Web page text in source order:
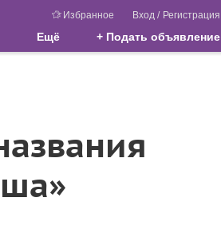
Избранное Вход / Регистрация
Ещё + Подать объявление